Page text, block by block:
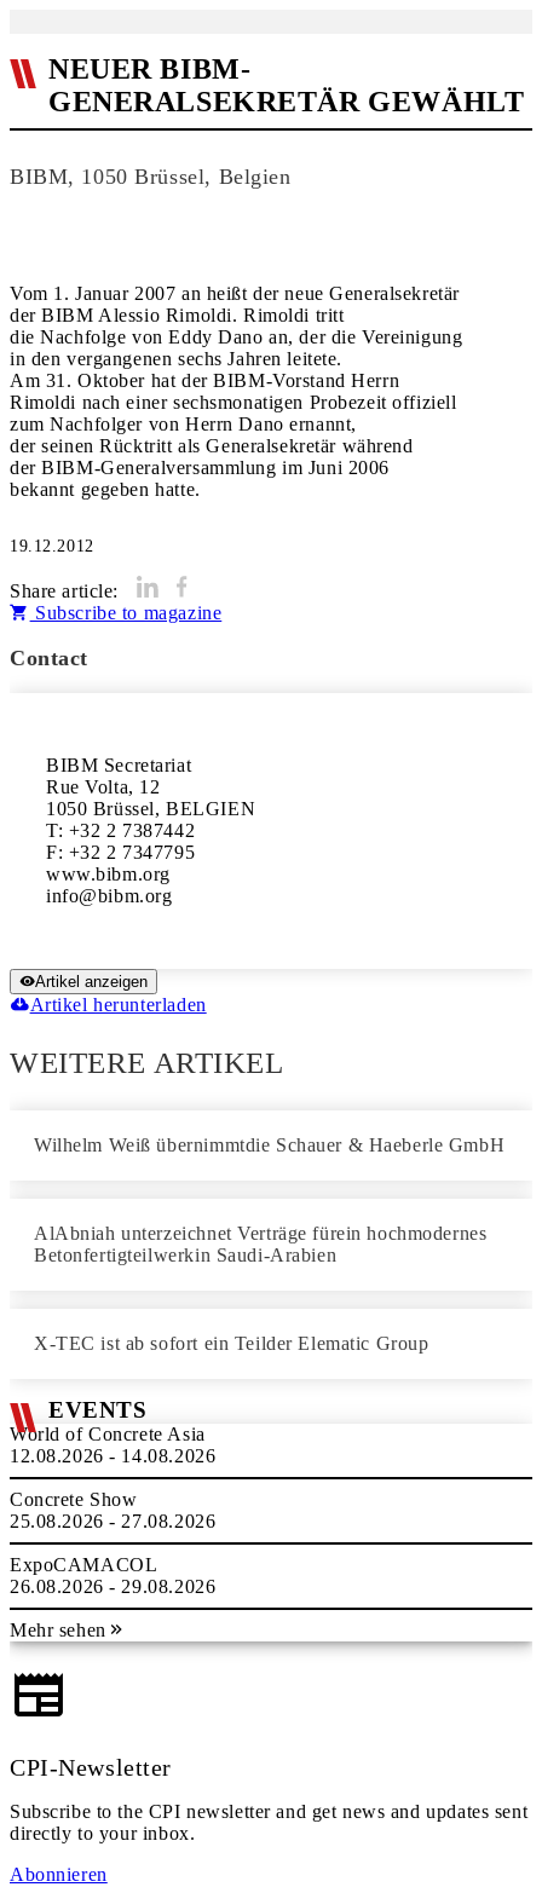
NEUER BIBM-
GENERALSEKRETÄR GEWÄHLT
BIBM, 1050 Brüssel, Belgien
Vom 1. Januar 2007 an heißt der neue Generalsekretär
der BIBM Alessio Rimoldi. Rimoldi tritt
die Nachfolge von Eddy Dano an, der die Vereinigung
in den vergangenen sechs Jahren leitete.
Am 31. Oktober hat der BIBM-Vorstand Herrn
Rimoldi nach einer sechsmonatigen Probezeit offiziell
zum Nachfolger von Herrn Dano ernannt,
der seinen Rücktritt als Generalsekretär während
der BIBM-Generalversammlung im Juni 2006
bekannt gegeben hatte.
19.12.2012
Share article:
Subscribe to magazine
Contact
BIBM Secretariat
Rue Volta, 12
1050 Brüssel, BELGIEN
T: +32 2 7387442
F: +32 2 7347795
www.bibm.org
Artikel anzeigen
Artikel herunterladen
WEITERE ARTIKEL
Wilhelm Weiß übernimmtdie Schauer & Haeberle GmbH
AlAbniah unterzeichnet Verträge fürein hochmodernes
Betonfertigteilwerkin Saudi-Arabien
X-TEC ist ab sofort ein Teilder Elematic Group
EVENTS
World of Concrete Asia
12.08.2026 - 14.08.2026
Concrete Show
25.08.2026 - 27.08.2026
ExpoCAMACOL
26.08.2026 - 29.08.2026
Mehr sehen
CPI-Newsletter
Subscribe to the CPI newsletter and get news and updates sent
directly to your inbox.
Abonnieren